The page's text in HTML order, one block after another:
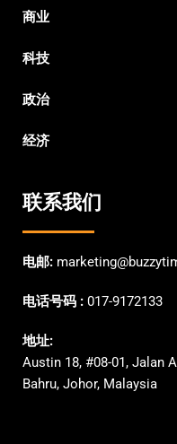
商业
科技
政治
经济
联系我们
电邮:
电话号码 : 017-9172133
地址:
Austin 18, #08-01, Jalan
Bahru, Johor, Malaysia